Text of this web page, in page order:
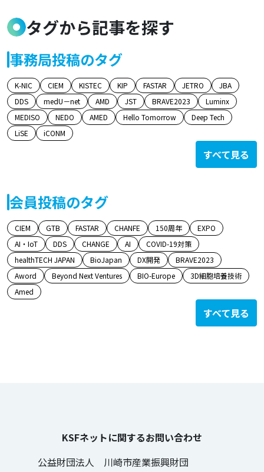
タグから記事を探す
事務局投稿のタグ
K-NIC CIEM KISTEC KIP FASTAR JETRO
JBA
DDS
medU－net AMD JST BRAVE2023
Luminx
MEDISO
NEDO AMED Hello Tomorrow
Deep Tech
LiSE
iCONM
すべて見る
会員投稿のタグ
CIEM GTB FASTAR CHANFE 150周年
EXPO
AI・IoT
DDS CHANGE AI
COVID-19対策
healthTECH JAPAN
BioJapan DX開発
BRAVE2023
Aword
Beyond Next Ventures BIO-Europe
3D細胞培養技術
Amed
すべて見る
KSFネットに関するお問い合わせ
公益財団法人 川崎市産業振興財団